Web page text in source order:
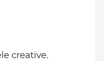
creative.